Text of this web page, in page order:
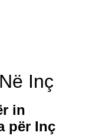
Inç
in
për Inç